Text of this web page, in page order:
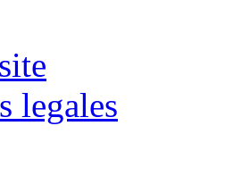
legales